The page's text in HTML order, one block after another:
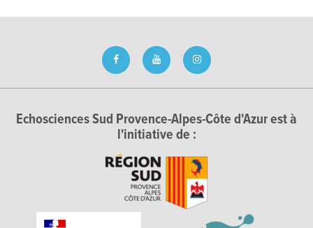
Echosciences Sud Provence-Alpes-Côte d'Azur est à
l'initiative de :